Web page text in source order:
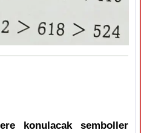
konulacak semboller